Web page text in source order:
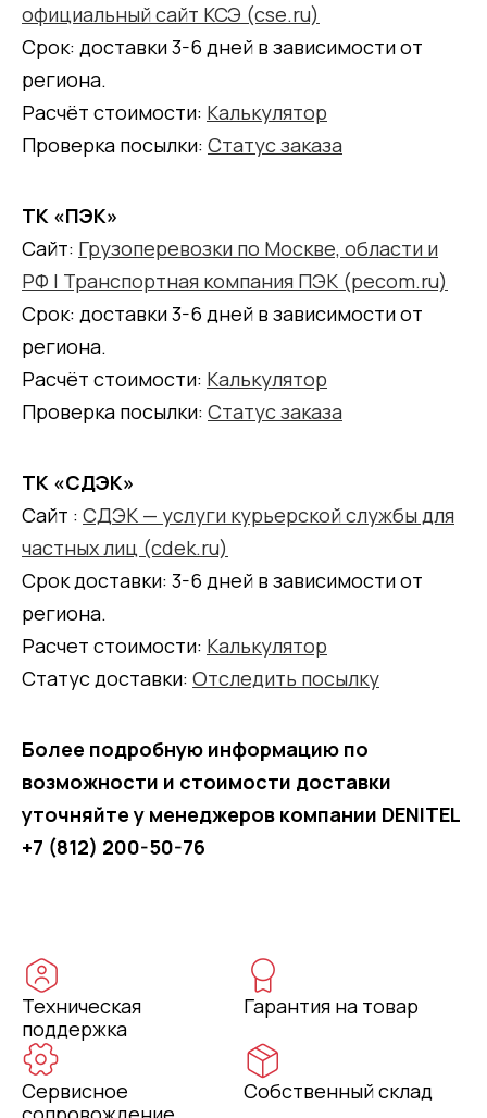
официальный сайт КСЭ (cse.ru)
Срок: доставки 3-6 дней в зависимости от
региона.
Расчёт стоимости: Калькулятор
Проверка посылки: Статус заказа
ТК «ПЭК»
Сайт: Грузоперевозки по Москве, области и
РФ | Транспортная компания ПЭК (pecom.ru)
Срок: доставки 3-6 дней в зависимости от
региона.
Расчёт стоимости: Калькулятор
Проверка посылки: Статус заказа
ТК «СДЭК»
Сайт : СДЭК — услуги курьерской службы для
частных лиц (cdek.ru)
Срок доставки: 3-6 дней в зависимости от
региона.
Расчет стоимости: Калькулятор
Статус доставки: Отследить посылку
Более подробную информацию по
возможности и стоимости доставки
уточняйте у менеджеров компании DENITEL
+7 (812) 200-50-76
Техническая
поддержка
Гарантия на товар
Сервисное
Собственный склад